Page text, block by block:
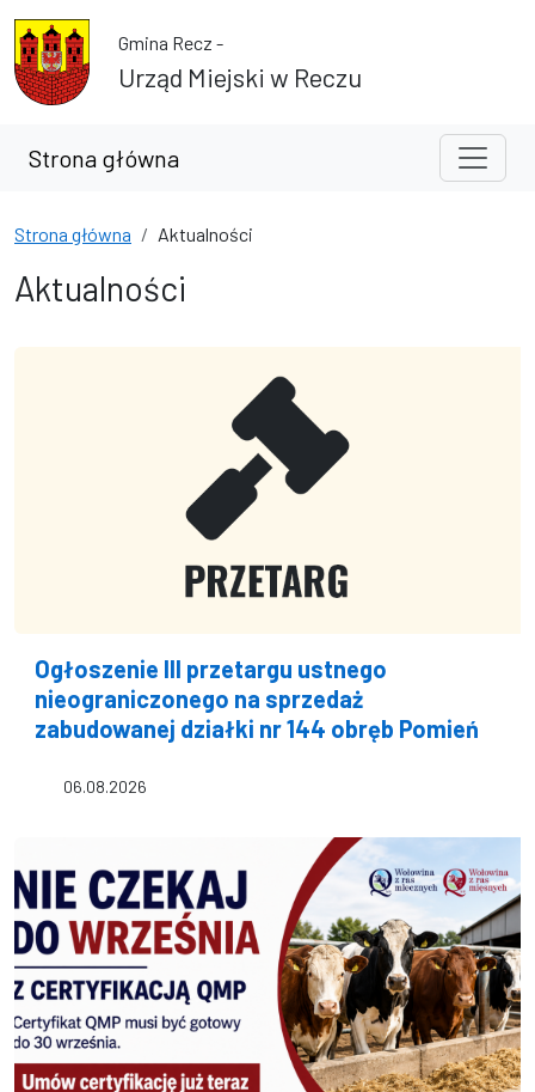
Przejdź do treści
Przejdź do wyszukiwarki
Gmina Recz -
Urząd Miejski w Reczu
Strona główna
Strona główna Aktualności
Aktualności
Ogłoszenie III przetargu ustnego
nieograniczonego na sprzedaż
zabudowanej działki nr 144 obręb Pomień
06.08.2026